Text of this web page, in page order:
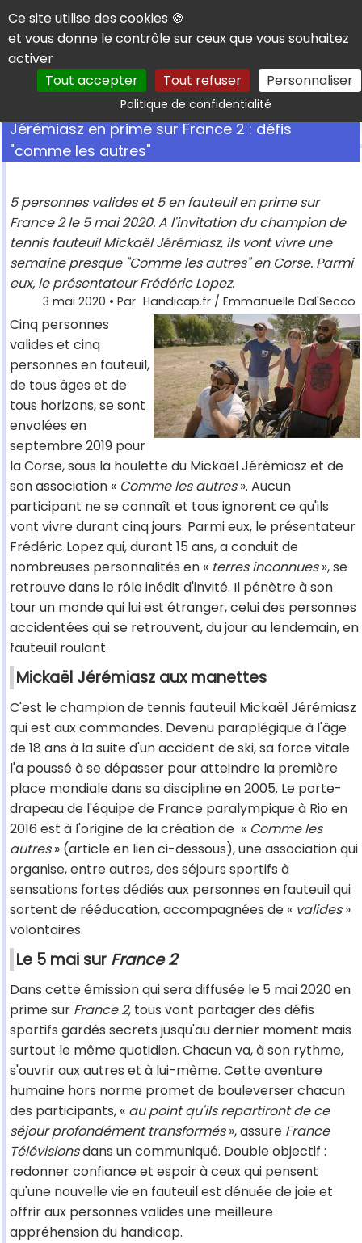
Panneau de gestion des cookies
Ce site utilise des cookies 🍪
et vous donne le contrôle sur ceux que vous souhaitez
activer
Tout accepter
Tout refuser Personnaliser
Politique de confidentialitéRechercher
Jérémiasz en prime sur France 2 : défis
"comme les autres"
5 personnes valides et 5 en fauteuil en prime sur
France 2 le 5 mai 2020. A l'invitation du champion de
tennis fauteuil Mickaël Jérémiasz, ils vont vivre une
semaine presque "Comme les autres" en Corse. Parmi
eux, le présentateur Frédéric Lopez.
3 mai 2020 • Par Handicap.fr / Emmanuelle Dal'Secco
Cinq personnes
valides et cinq
personnes en fauteuil,
de tous âges et de
tous horizons, se sont
envolées en
septembre 2019 pour
la Corse, sous la houlette du Mickaël Jérémiasz et de
son association « Comme les autres». Aucun
participant ne se connaît et tous ignorent ce qu'ils
vont vivre durant cinq jours. Parmi eux, le présentateur
Frédéric Lopez qui, durant 15 ans, a conduit de
nombreuses personnalités en « terres inconnues», se
retrouve dans le rôle inédit d'invité. Il pénètre à son
tour un monde qui lui est étranger, celui des personnes
accidentées qui se retrouvent, du jour au lendemain, en
fauteuil roulant.
Mickaël Jérémiasz aux manettes
C'est le champion de tennis fauteuil Mickaël Jérémiasz
qui est aux commandes. Devenu paraplégique à l'âge
de 18 ans à la suite d'un accident de ski, sa force vitale
l'a poussé à se dépasser pour atteindre la première
place mondiale dans sa discipline en 2005. Le porte-
drapeau de l'équipe de France paralympique à Rio en
2016 est à l'origine de la création de « Comme les
autres» (article en lien ci-dessous), une association qui
organise, entre autres, des séjours sportifs à
sensations fortes dédiés aux personnes en fauteuil qui
sortent de rééducation, accompagnées de « valides»
volontaires.
Le 5 mai sur France 2
Dans cette émission qui sera diffusée le 5 mai 2020 en
prime sur France 2, tous vont partager des défis
sportifs gardés secrets jusqu'au dernier moment mais
surtout le même quotidien. Chacun va, à son rythme,
s'ouvrir aux autres et à lui-même. Cette aventure
humaine hors norme promet de bouleverser chacun
des participants, « au point qu'ils repartiront de ce
séjour profondément transformés», assure France
Télévisionsdans un communiqué. Double objectif :
redonner confiance et espoir à ceux qui pensent
qu'une nouvelle vie en fauteuil est dénuée de joie et
offrir aux personnes valides une meilleure
appréhension du handicap.